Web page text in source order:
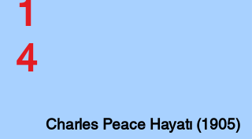
1
4
Charles Peace Hayatı (1905)